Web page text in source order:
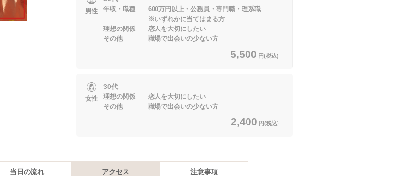
男性
年収・職種 600万円以上・公務員・専門職・理系職
※いずれかに当てはまる方
理想の関係 恋人を大切にしたい
その他 職場で出会いの少ない方
5,500 円(税込)
女性
30代
理想の関係 恋人を大切にしたい
その他 職場で出会いの少ない方
2,400 円(税込)
当日の流れ アクセス 注意事項